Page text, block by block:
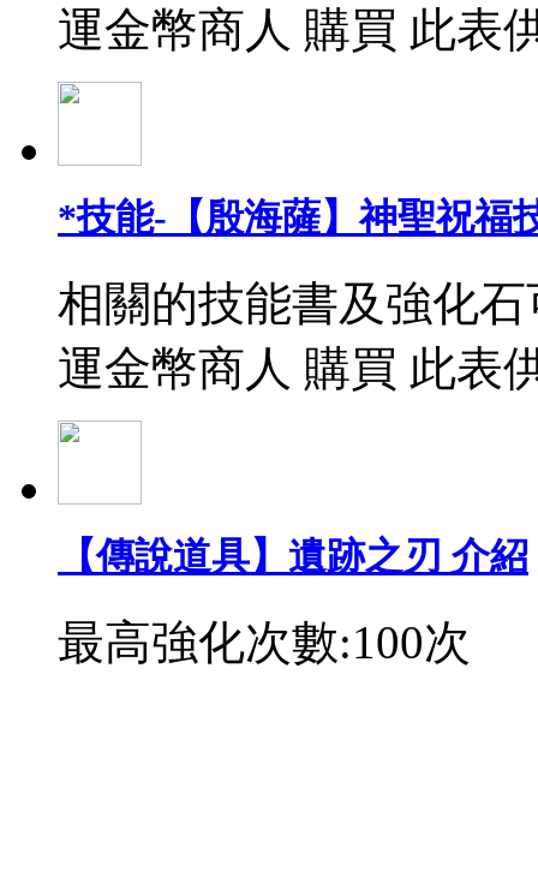
運金幣商人 購買 此表
*技能-【殷海薩】神聖祝福
相關的技能書及強化
運金幣商人 購買 此表
【傳說道具】遺跡之刃 介紹
最高強化次數:100次